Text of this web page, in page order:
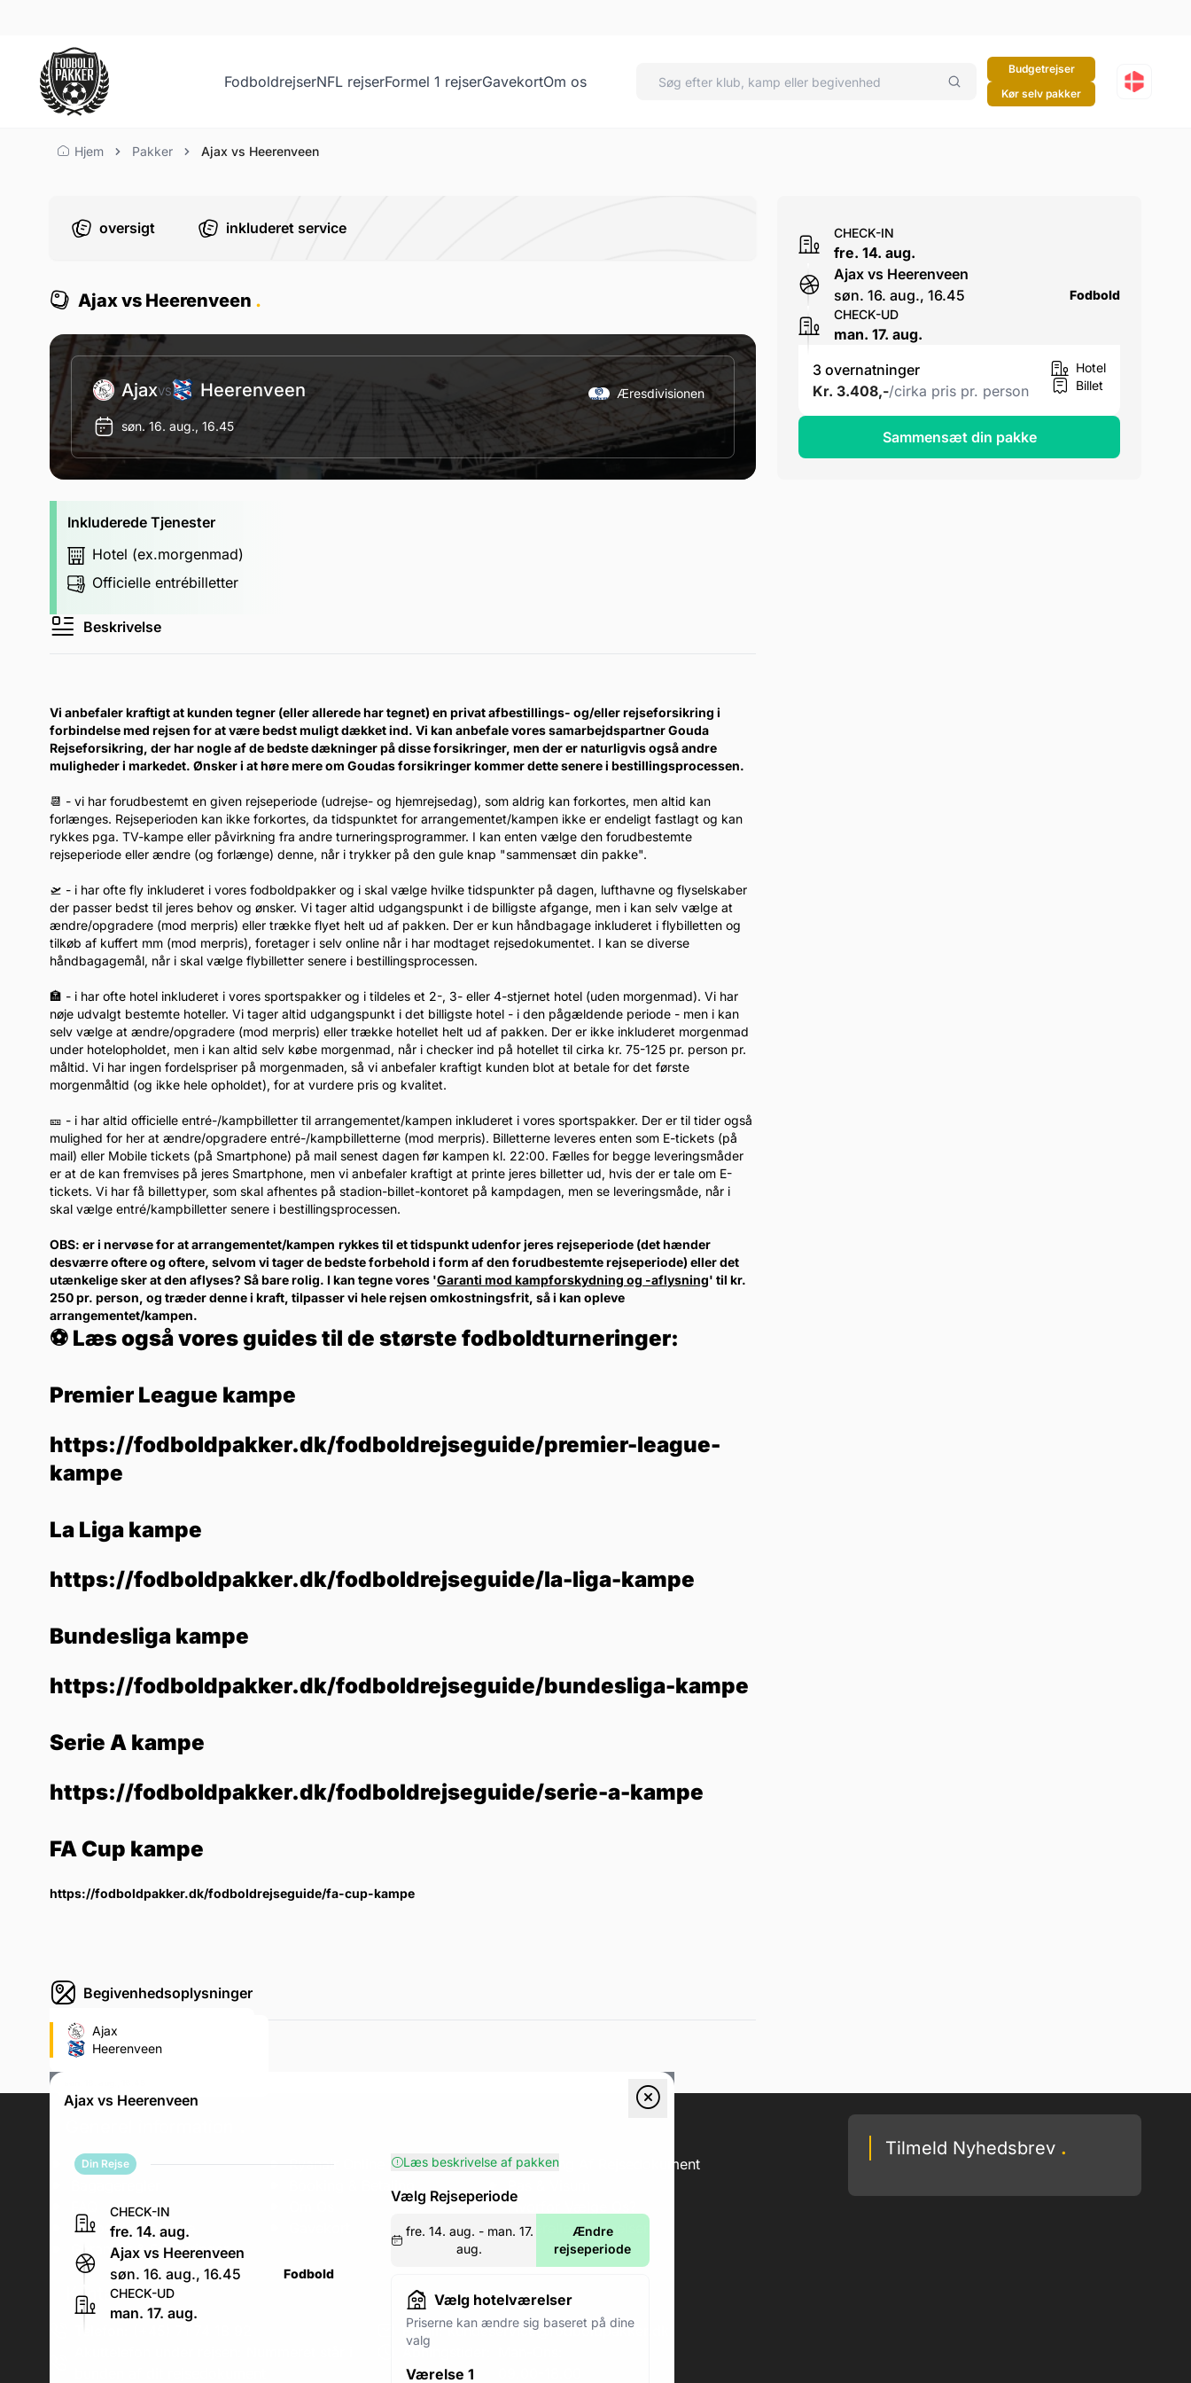
FodboldrejserNFL rejserFormel 1 rejserGavekortOm os
Budgetrejser
Kør selv pakker
Ajax vs Heerenveen
Hjem Pakker Ajax vs Heerenveen
oversigt inkluderet service
Ajax vs Heerenveen .
AjaxVS Heerenveen
søn. 16. aug., 16.45
Æresdivisionen
Inkluderede Tjenester
Hotel (ex.morgenmad)
Officielle entrébilletter
Beskrivelse
Vi anbefaler kraftigt at kunden tegner (eller allerede har tegnet) en privat afbestillings- og/eller rejseforsikring i
forbindelse med rejsen for at være bedst muligt dækket ind. Vi kan anbefale vores samarbejdspartner Gouda
Rejseforsikring, der har nogle af de bedste dækninger på disse forsikringer, men der er naturligvis også andre
muligheder i markedet. Ønsker i at høre mere om Goudas forsikringer kommer dette senere i bestillingsprocessen.
📆 - vi har forudbestemt en given rejseperiode (udrejse- og hjemrejsedag), som aldrig kan forkortes, men altid kan
forlænges. Rejseperioden kan ikke forkortes, da tidspunktet for arrangementet/kampen ikke er endeligt fastlagt og kan
rykkes pga. TV-kampe eller påvirkning fra andre turneringsprogrammer. I kan enten vælge den forudbestemte
rejseperiode eller ændre (og forlænge) denne, når i trykker på den gule knap "sammensæt din pakke".
🛫 - i har ofte fly inkluderet i vores fodboldpakker og i skal vælge hvilke tidspunkter på dagen, lufthavne og flyselskaber
der passer bedst til jeres behov og ønsker. Vi tager altid udgangspunkt i de billigste afgange, men i kan selv vælge at
ændre/opgradere (mod merpris) eller trække flyet helt ud af pakken. Der er kun håndbagage inkluderet i flybilletten og
tilkøb af kuffert mm (mod merpris), foretager i selv online når i har modtaget rejsedokumentet. I kan se diverse
håndbagagemål, når i skal vælge flybilletter senere i bestillingsprocessen.
🏣 - i har ofte hotel inkluderet i vores sportspakker og i tildeles et 2-, 3- eller 4-stjernet hotel (uden morgenmad). Vi har
nøje udvalgt bestemte hoteller. Vi tager altid udgangspunkt i det billigste hotel - i den pågældende periode - men i kan
selv vælge at ændre/opgradere (mod merpris) eller trække hotellet helt ud af pakken. Der er ikke inkluderet morgenmad
under hotelopholdet, men i kan altid selv købe morgenmad, når i checker ind på hotellet til cirka kr. 75-125 pr. person pr.
måltid. Vi har ingen fordelspriser på morgenmaden, så vi anbefaler kraftigt kunden blot at betale for det første
morgenmåltid (og ikke hele opholdet), for at vurdere pris og kvalitet.
🎫 - i har altid officielle entré-/kampbilletter til arrangementet/kampen inkluderet i vores sportspakker. Der er til tider også
mulighed for her at ændre/opgradere entré-/kampbilletterne (mod merpris). Billetterne leveres enten som E-tickets (på
mail) eller Mobile tickets (på Smartphone) på mail senest dagen før kampen kl. 22:00. Fælles for begge leveringsmåder
er at de kan fremvises på jeres Smartphone, men vi anbefaler kraftigt at printe jeres billetter ud, hvis der er tale om E-
tickets. Vi har få billettyper, som skal afhentes på stadion-billet-kontoret på kampdagen, men se leveringsmåde, når i
skal vælge entré/kampbilletter senere i bestillingsprocessen.
OBS: er i nervøse for at arrangementet/kampen rykkes til et tidspunkt udenfor jeres rejseperiode (det hænder
desværre oftere og oftere, selvom vi tager de bedste forbehold i form af den forudbestemte rejseperiode) eller det
utænkelige sker at den aflyses? Så bare rolig. I kan tegne vores 'Garanti mod kampforskydning og -aflysning' til kr.
250 pr. person, og træder denne i kraft, tilpasser vi hele rejsen omkostningsfrit, så i kan opleve
arrangementet/kampen.
⚽ Læs også vores guides til de største fodboldturneringer:
Premier League kampe
https://fodboldpakker.dk/fodboldrejseguide/premier-league-
kampe
La Liga kampe
https://fodboldpakker.dk/fodboldrejseguide/la-liga-kampe
Bundesliga kampe
https://fodboldpakker.dk/fodboldrejseguide/bundesliga-kampe
Serie A kampe
https://fodboldpakker.dk/fodboldrejseguide/serie-a-kampe
FA Cup kampe
https://fodboldpakker.dk/fodboldrejseguide/fa-cup-kampe
Begivenhedsoplysninger
Johan Cruijff Arena (Ajax's
fodboldstadion)
Ajax
Heerenveen
CHECK-IN
fre. 14. aug.
Ajax vs Heerenveen
søn. 16. aug., 16.45
Fodbold
CHECK-UD
man. 17. aug.
3 overnatninger
Kr. 3.408,-/cirka pris pr. person
Hotel
Billet
Sammensæt din pakke
Ajax vs Heerenveen
Din Rejse
CHECK-IN
fre. 14. aug.
Ajax vs Heerenveen
søn. 16. aug., 16.45
Fodbold
CHECK-UD
man. 17. aug.
Læs beskrivelse af pakken
Vælg Rejseperiode
fre. 14. aug. - man. 17.
aug.
Ændre
rejseperiode
Vælg hotelværelser
Priserne kan ændre sig baseret på dine
valg
Værelse 1
Erhverv Ryanair Online Verification
Forklaring Af Rejsedokument
Hvorfor Vælge Os?
Fodboldrejseguide
Generelle Betingelser
Garantier & Forsikringer
Kontakt os.
Email:kundeservice@fodboldpakker.dk
Åbningstider:
Tilmeld Nyhedsbrev .